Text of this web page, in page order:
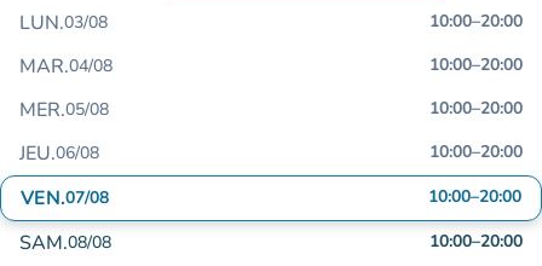
LUN.03/08 10:00–20:00
MAR.04/08 10:00–20:00
MER.05/08 10:00–20:00
JEU.06/08 10:00–20:00
VEN.07/08 10:00–20:00
SAM.08/08 10:00–20:00